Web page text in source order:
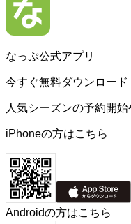
なっぷ公式アプリ
今すぐ無料ダウンロード
人気シーズンの予約開
iPhoneの方はこちら
Androidの方はこちら